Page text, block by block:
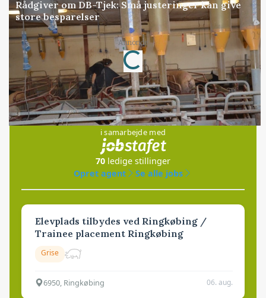
Rådgiver om DB-Tjek: Små justeringer kan give
store besparelser
Annonce
Loading...
Jobs
i samarbejde med
70 ledige stillinger
Opret agent
Se alle jobs
Elevplads tilbydes ved Ringkøbing /
Trainee placement Ringkøbing
Grise
6950, Ringkøbing 06. aug.